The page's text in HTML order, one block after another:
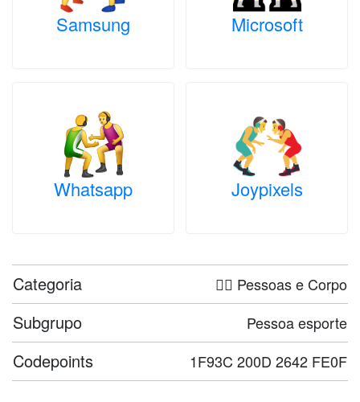
Samsung Microsoft
Whatsapp Joypixels
Categoria 🤦‍♀️ Pessoas e Corpo
Subgrupo Pessoa esporte
Codepoints 1F93C 200D 2642 FE0F